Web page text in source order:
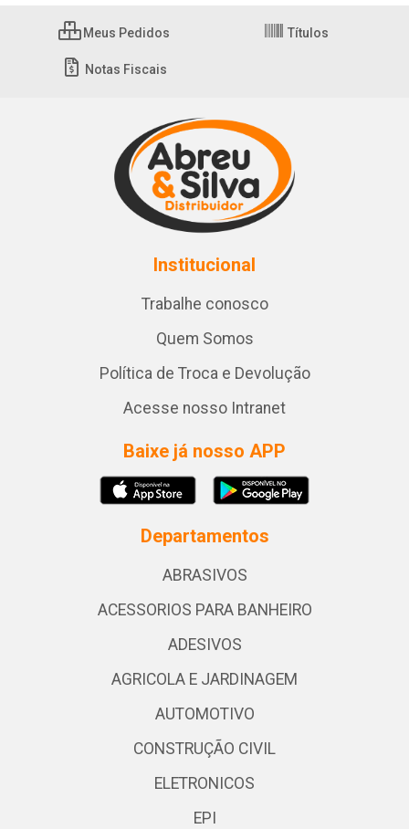
Meus Pedidos Títulos
Notas Fiscais
Institucional
Trabalhe conosco
Quem Somos
Política de Troca e Devolução
Acesse nosso Intranet
Baixe já nosso APP
Departamentos
ABRASIVOS
ACESSORIOS PARA BANHEIRO
ADESIVOS
AGRICOLA E JARDINAGEM
AUTOMOTIVO
CONSTRUÇÃO CIVIL
ELETRONICOS
EPI